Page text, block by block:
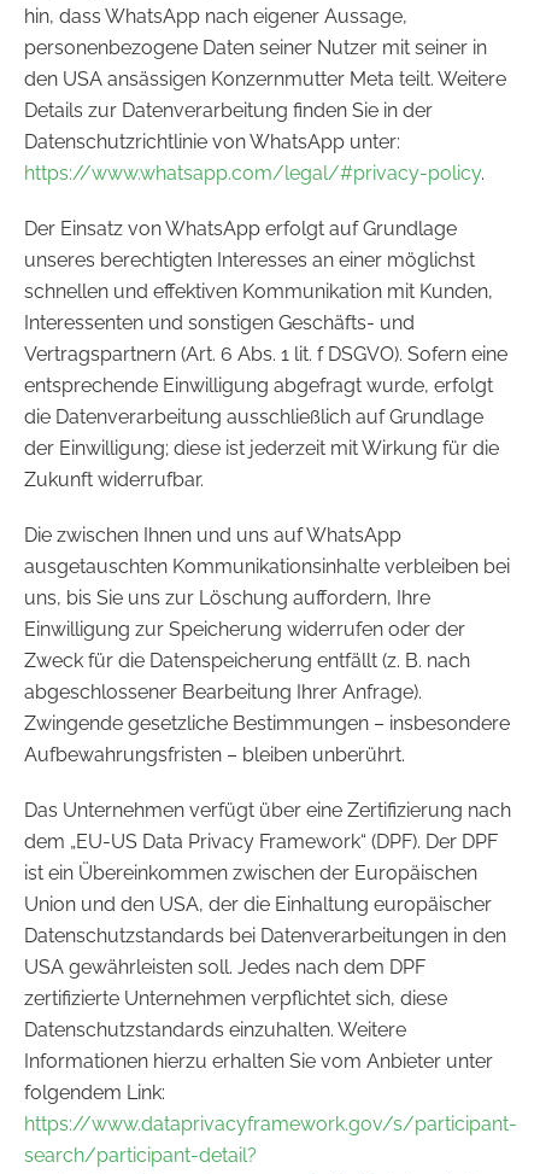
hin, dass WhatsApp nach eigener Aussage,
personenbezogene Daten seiner Nutzer mit seiner in
den USA ansässigen Konzernmutter Meta teilt. Weitere
Details zur Datenverarbeitung finden Sie in der
Datenschutzrichtlinie von WhatsApp unter:
https://www.whatsapp.com/legal/#privacy-policy.
Der Einsatz von WhatsApp erfolgt auf Grundlage
unseres berechtigten Interesses an einer möglichst
schnellen und effektiven Kommunikation mit Kunden,
Interessenten und sonstigen Geschäfts- und
Vertragspartnern (Art. 6 Abs. 1 lit. f DSGVO). Sofern eine
entsprechende Einwilligung abgefragt wurde, erfolgt
die Datenverarbeitung ausschließlich auf Grundlage
der Einwilligung; diese ist jederzeit mit Wirkung für die
Zukunft widerrufbar.
Die zwischen Ihnen und uns auf WhatsApp
ausgetauschten Kommunikationsinhalte verbleiben bei
uns, bis Sie uns zur Löschung auffordern, Ihre
Einwilligung zur Speicherung widerrufen oder der
Zweck für die Datenspeicherung entfällt (z. B. nach
abgeschlossener Bearbeitung Ihrer Anfrage).
Zwingende gesetzliche Bestimmungen – insbesondere
Aufbewahrungsfristen – bleiben unberührt.
Das Unternehmen verfügt über eine Zertifizierung nach
dem „EU-US Data Privacy Framework“ (DPF). Der DPF
ist ein Übereinkommen zwischen der Europäischen
Union und den USA, der die Einhaltung europäischer
Datenschutzstandards bei Datenverarbeitungen in den
USA gewährleisten soll. Jedes nach dem DPF
zertifizierte Unternehmen verpflichtet sich, diese
Datenschutzstandards einzuhalten. Weitere
Informationen hierzu erhalten Sie vom Anbieter unter
folgendem Link:
https://www.dataprivacyframework.gov/s/participant-
search/participant-detail?